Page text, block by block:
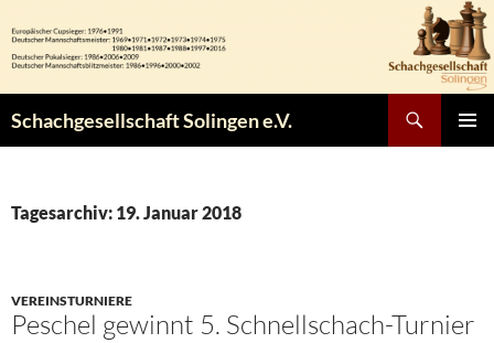
Inhalt
springen
Schachgesellschaft Solingen e.V.
Tagesarchiv: 19. Januar 2018
VEREINSTURNIERE
Peschel gewinnt 5. Schnellschach-Turnier